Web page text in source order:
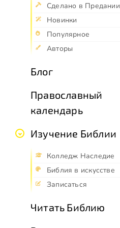
Сделано в Предании
Новинки
Популярное
Авторы
Блог
Православный
календарь
Изучение Библии
Колледж Наследие
Библия в искусстве
Записаться
Читать Библию